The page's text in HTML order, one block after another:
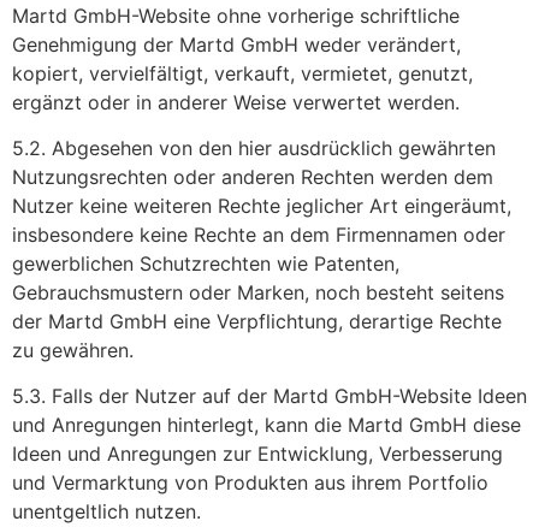
Martd GmbH-Website ohne vorherige schriftliche
Genehmigung der Martd GmbH weder verändert,
kopiert, vervielfältigt, verkauft, vermietet, genutzt,
ergänzt oder in anderer Weise verwertet werden.
5.2. Abgesehen von den hier ausdrücklich gewährten
Nutzungsrechten oder anderen Rechten werden dem
Nutzer keine weiteren Rechte jeglicher Art eingeräumt,
insbesondere keine Rechte an dem Firmennamen oder
gewerblichen Schutzrechten wie Patenten,
Gebrauchsmustern oder Marken, noch besteht seitens
der Martd GmbH eine Verpflichtung, derartige Rechte
zu gewähren.
5.3. Falls der Nutzer auf der Martd GmbH-Website Ideen
und Anregungen hinterlegt, kann die Martd GmbH diese
Ideen und Anregungen zur Entwicklung, Verbesserung
und Vermarktung von Produkten aus ihrem Portfolio
unentgeltlich nutzen.